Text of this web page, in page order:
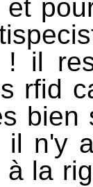
! il
rfid
n'y
la